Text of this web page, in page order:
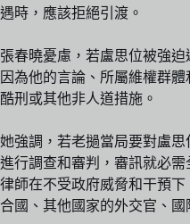
遇時，應該拒絕引渡。
張春曉憂慮，若盧思位被強
因為他的言論、所屬維權群
酷刑或其他非人道措施。
她強調，若老撾當局要對盧
進行調查和審判，審訊就必
律師在不受政府威脅和干預
合國、其他國家的外交官、